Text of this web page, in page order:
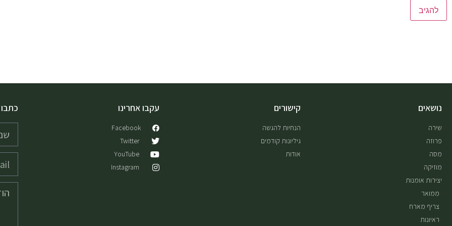
נושאים
שירה
פרוזה
מסה
מוזיקה
יצירות אומנות
ממואר
צריף מארח
ראיונות
קישורים
הנחיות להגשה
גיליונות קודמים
אודות
עקבו אחרינו
Facebook
Twitter
YouTube
Instagram
כתבו